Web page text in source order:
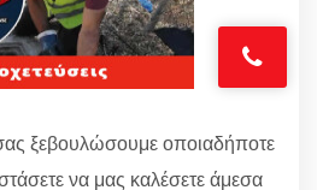
ξεβουλώσουμε οποιαδήποτε
να μας καλέσετε άμεσα